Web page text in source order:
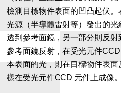
檢測目標物件表面的凹凸起伏
光源（半導體雷射等）發出的
透到參考面鏡，另一部分則反
參考面鏡反射，在受光元件
本表面的光，則在目標物件表
樣在受光元件CCD 元件上成像